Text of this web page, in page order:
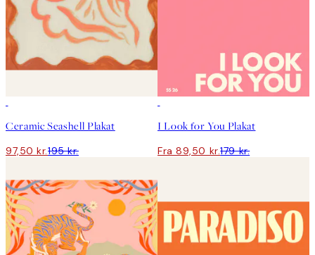
Ceramic Seashell Plakat
97,50 kr.195 kr.
I Look for You Plakat
Fra 89,50 kr.179 kr.